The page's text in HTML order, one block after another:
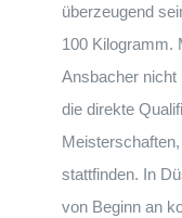
überzeugend
100 Kilogramm.
Ansbacher nicht
die direkte
stattfinden. In
von Beginn an